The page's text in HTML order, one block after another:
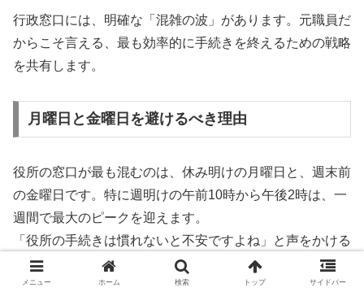
行政窓口には、明確な「混雑の波」があります。元職員だ
からこそ言える、最も効率的に手続きを終えるための戦略
を共有します。
月曜日と金曜日を避けるべき理由
役所の窓口が最も混むのは、休み明けの月曜日と、週末前
の金曜日です。特に週明けの午前10時から午後2時は、一
週間で最大のピークを迎えます。
「役所の手続きは慣れないと不安ですよね」と声をかける
と、多くの方が「何時間待たされるかわからなくて困る」
と仰います。もし可能であれば、
火曜日〜木曜日の「朝イ
メニュー ホーム 検索 トップ サイドバー